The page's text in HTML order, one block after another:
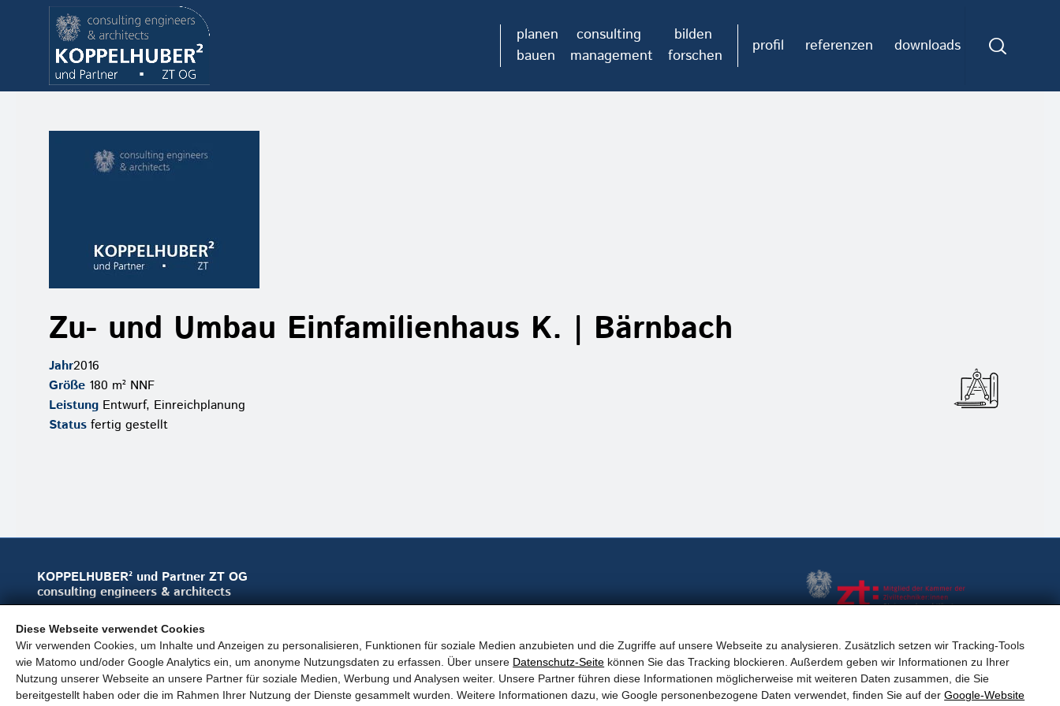
Diese Webseite verwendet Cookies
Wir verwenden Cookies, um Inhalte und Anzeigen zu personalisieren, Funktionen für soziale Medien anzubieten und die Zugriffe auf unsere Webseite zu analysieren. Zusätzlich setzen wir Tracking-Tools
wie Matomo und/oder Google Analytics ein, um anonyme Nutzungsdaten zu erfassen. Über unsere Datenschutz-Seite können Sie das Tracking blockieren. Außerdem geben wir Informationen zu Ihrer
Nutzung unserer Webseite an unsere Partner für soziale Medien, Werbung und Analysen weiter. Unsere Partner führen diese Informationen möglicherweise mit weiteren Daten zusammen, die Sie
bereitgestellt haben oder die im Rahmen Ihrer Nutzung der Dienste gesammelt wurden. Weitere Informationen dazu, wie Google personenbezogene Daten verwendet, finden Sie auf derGoogle‑Website
planen
bauen
consulting
management
bilden
forschen
profil referenzen downloads
Zu- und Umbau Einfamilienhaus K. | Bärnbach
Jahr2016
Größe 180 m² NNF
Leistung Entwurf, Einreichplanung
Status fertig gestellt
KOPPELHUBER² und Partner ZT OG
consulting engineers & architects
Sporgasse 11/2.OG A-8010 Graz
+43 (0)316 / 81 24 67
+43 (0)664 / 864 40 33
office@koppelhuber-partner.at
Impressum
Datenschutzerklärung